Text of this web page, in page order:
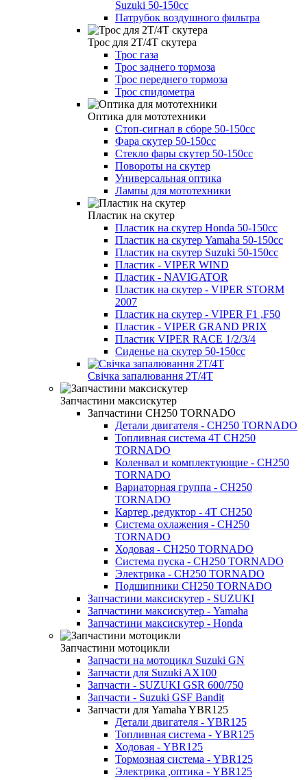
Suzuki 50-150cc
Патрубок воздушного фильтра
Трос для 2Т/4Т скутера
Трос газа
Трос заднего тормоза
Трос переднего тормоза
Трос спидометра
Оптика для мототехники
Стоп-сигнал в сборе 50-150cc
Фара скутер 50-150cc
Стекло фары скутер 50-150cc
Повороты на скутер
Универсальная оптика
Лампы для мототехники
Пластик на скутер
Пластик на скутер Honda 50-150cc
Пластик на скутер Yamaha 50-150cc
Пластик на скутер Suzuki 50-150cc
Пластик - VIPER WIND
Пластик - NAVIGATOR
Пластик на скутер - VIPER STORM
2007
Пластик на скутер - VIPER F1 ,F50
Пластик - VIPER GRAND PRIX
Пластик VIPER RACE 1/2/3/4
Сиденье на скутер 50-150cc
Свічка запалювання 2Т/4Т
Запчастини максискутер
Запчастини CH250 TORNADO
Детали двигателя - CH250 TORNADO
Топливная система 4Т CH250
TORNADO
Коленвал и комплектующие - CH250
TORNADO
Вариаторная группа - CH250
TORNADO
Картер ,редуктор - 4T CH250
Система охлажения - CH250
TORNADO
Ходовая - CH250 TORNADO
Система пуска - CH250 TORNADO
Электрика - CH250 TORNADO
Подшипники CH250 TORNADO
Запчастини максискутер - SUZUKI
Запчастини максискутер - Yamaha
Запчастини максискутер - Honda
Запчастини мотоцикли
Запчасти на мотоцикл Suzuki GN
Запчасти для Suzuki AX100
Запчасти - SUZUKI GSR 600/750
Запчасти - Suzuki GSF Bandit
Запчасти для Yamaha YBR125
Детали двигателя - YBR125
Топливная система - YBR125
Ходовая - YBR125
Тормозная система - YBR125
Электрика ,оптика - YBR125